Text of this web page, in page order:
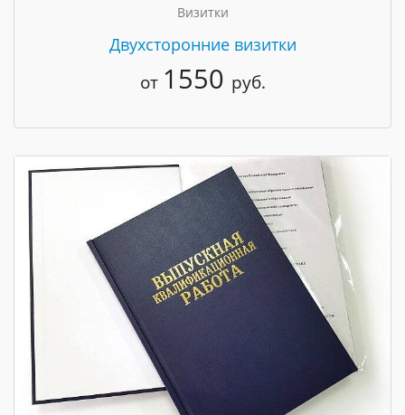
Визитки
Двухсторонние визитки
от 1550 руб.